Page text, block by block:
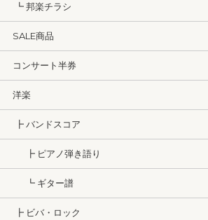
┗ 邦楽チラシ
SALE商品
コンサート半券
洋楽
┣ バンドスコア
┣ ピアノ弾き語り
┗ ギター譜
┣ ビバ・ロック